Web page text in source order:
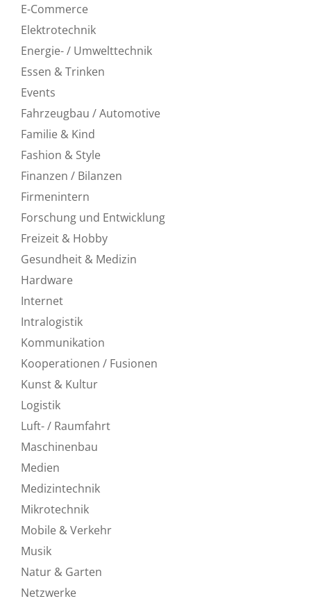
E-Commerce
Elektrotechnik
Energie- / Umwelttechnik
Essen & Trinken
Events
Fahrzeugbau / Automotive
Familie & Kind
Fashion & Style
Finanzen / Bilanzen
Firmenintern
Forschung und Entwicklung
Freizeit & Hobby
Gesundheit & Medizin
Hardware
Internet
Intralogistik
Kommunikation
Kooperationen / Fusionen
Kunst & Kultur
Logistik
Luft- / Raumfahrt
Maschinenbau
Medien
Medizintechnik
Mikrotechnik
Mobile & Verkehr
Musik
Natur & Garten
Netzwerke